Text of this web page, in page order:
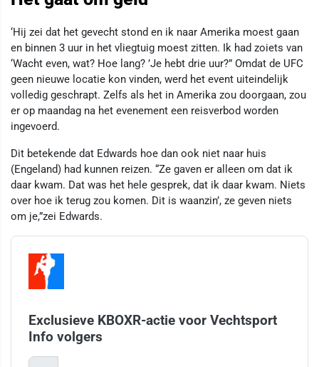
‘Hij zei dat het gevecht stond en ik naar Amerika moest gaan
en binnen 3 uur in het vliegtuig moest zitten. Ik had zoiets van
‘Wacht even, wat? Hoe lang? ’Je hebt drie uur?” Omdat de UFC
geen nieuwe locatie kon vinden, werd het event uiteindelijk
volledig geschrapt. Zelfs als het in Amerika zou doorgaan, zou
er op maandag na het evenement een reisverbod worden
ingevoerd.
Dit betekende dat Edwards hoe dan ook niet naar huis
(Engeland) had kunnen reizen. “Ze gaven er alleen om dat ik
daar kwam. Dat was het hele gesprek, dat ik daar kwam. Niets
over hoe ik terug zou komen. Dit is waanzin’, ze geven niets
om je,”zei Edwards.
Exclusieve KBOXR-actie voor Vechtsport
Info volgers